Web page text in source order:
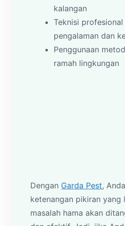
kalangan
Teknisi profesional
pengalaman dan
Penggunaan
ramah lingkungan
Dengan Garda Pest,
ketenangan pikiran yang
masalah hama akan